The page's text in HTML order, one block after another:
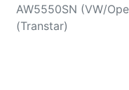
AW5550SN (VW/
(Transtar)